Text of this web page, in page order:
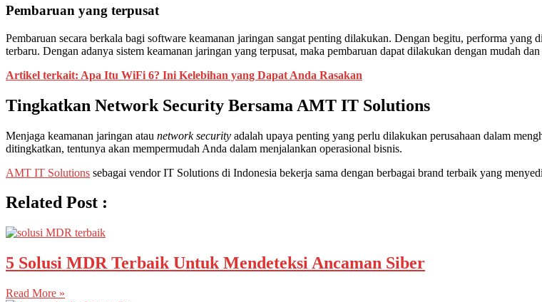
Pembaruan yang terpusat
Pembaruan secara berkala bagi software keamanan jaringan sangat penting dilakukan. Dengan begitu, performa
terbaru. Dengan adanya sistem keamanan jaringan yang terpusat, maka pembaruan dapat dilakukan dengan mudah
Artikel terkait: Apa Itu WiFi 6? Ini Kelebihan yang Dapat Anda Rasakan
Tingkatkan Network Security Bersama AMT IT Solutions
Menjaga keamanan jaringan atau network security adalah upaya penting yang perlu dilakukan perusahaan dalam
ditingkatkan, tentunya akan mempermudah Anda dalam menjalankan operasional bisnis.
AMT IT Solutions sebagai vendor IT Solutions di Indonesia bekerja sama dengan berbagai brand terbaik yang
Related Post :
5 Solusi MDR Terbaik Untuk Mendeteksi Ancaman Siber
Read More »